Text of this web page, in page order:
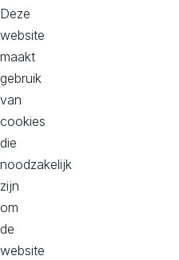
t
i
o
n
s
aanpak
Slimme
die
Bewezen
digitale
expertise
Deze
website
maakt
gebruik
van
cookies
die
noodzakelijk
zijn
om
de
website